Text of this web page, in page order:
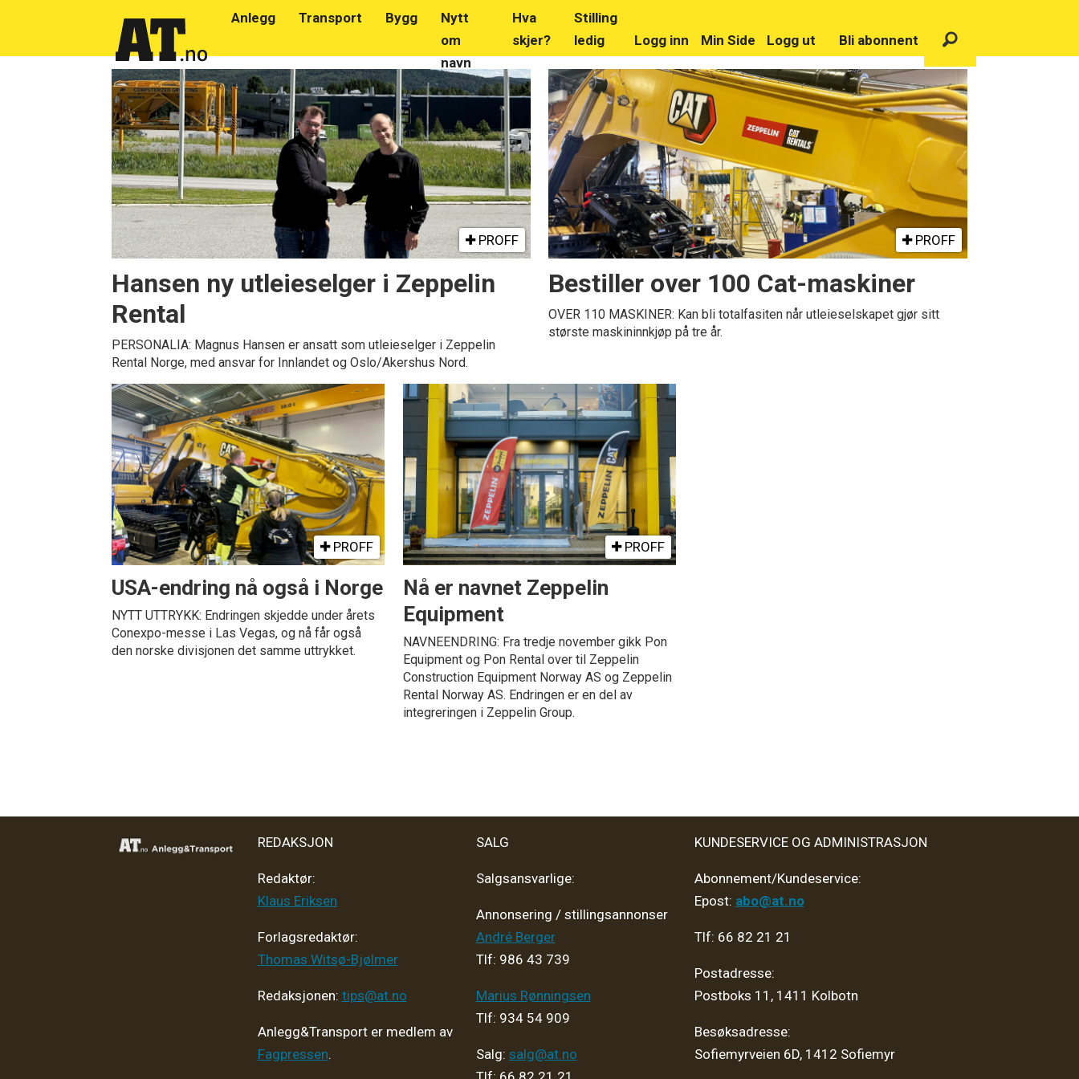
Anlegg Transport Bygg
Nytt
om
navn
Hva
skjer?
Stilling
ledig
Logg inn Min Side Logg ut Bli abonnent
zeppelin
PROFF
Hansen ny utleieselger i Zeppelin
Rental
PERSONALIA: Magnus Hansen er ansatt som utleieselger i Zeppelin
Rental Norge, med ansvar for Innlandet og Oslo/Akershus Nord.
PROFF
Bestiller over 100 Cat-maskiner
OVER 110 MASKINER: Kan bli totalfasiten når utleieselskapet gjør sitt
største maskininnkjøp på tre år.
PROFF
USA-endring nå også i Norge
NYTT UTTRYKK: Endringen skjedde under årets
Conexpo-messe i Las Vegas, og nå får også
den norske divisjonen det samme uttrykket.
PROFF
Nå er navnet Zeppelin
Equipment
NAVNEENDRING: Fra tredje november gikk Pon
Equipment og Pon Rental over til Zeppelin
Construction Equipment Norway AS og Zeppelin
Rental Norway AS. Endringen er en del av
integreringen i Zeppelin Group.
REDAKSJON
Redaktør:
Klaus Eriksen
Forlagsredaktør:
Thomas Witsø-Bjølmer
Redaksjonen: tips@at.no
Anlegg&Transport er medlem av
Fagpressen.
SALG
Salgsansvarlige:
Annonsering / stillingsannonser
André Berger
Tlf: 986 43 739
Marius Rønningsen
Tlf: 934 54 909
Salg: salg@at.no
KUNDESERVICE OG ADMINISTRASJON
Abonnement/Kundeservice:
Epost: abo@at.no
Tlf: 66 82 21 21
Postadresse:
Postboks 11, 1411 Kolbotn
Besøksadresse:
Sofiemyrveien 6D, 1412 Sofiemyr